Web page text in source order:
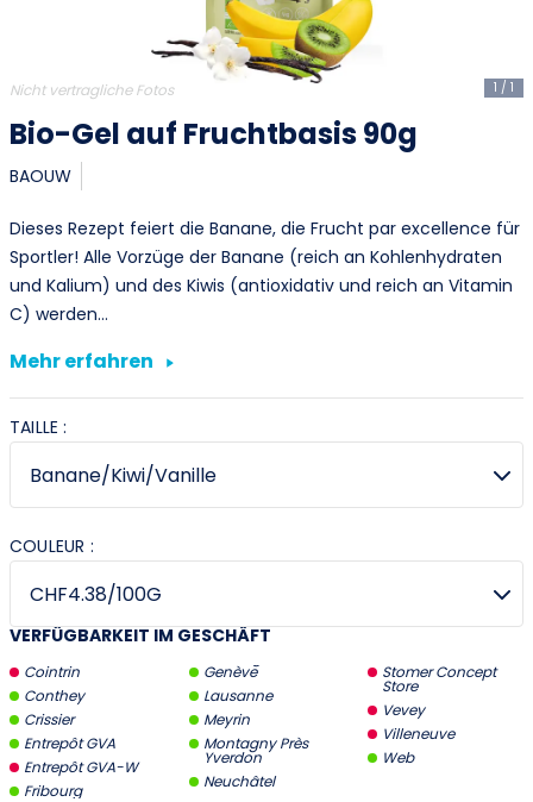
1 / 1
Nicht vertragliche Fotos
Bio-Gel auf Fruchtbasis 90g
BAOUW
Dieses Rezept feiert die Banane, die Frucht par excellence für
Sportler! Alle Vorzüge der Banane (reich an Kohlenhydraten
und Kalium) und des Kiwis (antioxidativ und reich an Vitamin
C) werden…
Mehr erfahren
TAILLE :
COULEUR :
VERFÜGBARKEIT IM GESCHÄFT
Cointrin
Conthey
Crissier
Entrepôt GVA
Entrepôt GVA-W
Fribourg
Genève
Lausanne
Meyrin
Montagny Près
Yverdon
Neuchâtel
Stomer Concept
Store
Vevey
Villeneuve
Web